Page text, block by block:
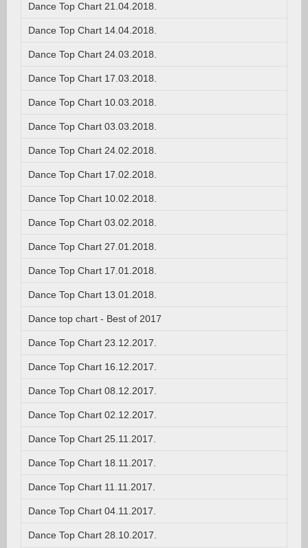
Dance Top Chart 21.04.2018.
Dance Top Chart 14.04.2018.
Dance Top Chart 24.03.2018.
Dance Top Chart 17.03.2018.
Dance Top Chart 10.03.2018.
Dance Top Chart 03.03.2018.
Dance Top Chart 24.02.2018.
Dance Top Chart 17.02.2018.
Dance Top Chart 10.02.2018.
Dance Top Chart 03.02.2018.
Dance Top Chart 27.01.2018.
Dance Top Chart 17.01.2018.
Dance Top Chart 13.01.2018.
Dance top chart - Best of 2017
Dance Top Chart 23.12.2017.
Dance Top Chart 16.12.2017.
Dance Top Chart 08.12.2017.
Dance Top Chart 02.12.2017.
Dance Top Chart 25.11.2017.
Dance Top Chart 18.11.2017.
Dance Top Chart 11.11.2017.
Dance Top Chart 04.11.2017.
Dance Top Chart 28.10.2017.